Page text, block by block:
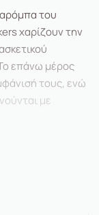
του
χαρίζουν την
επάνω μέρος
τους, ενώ
με